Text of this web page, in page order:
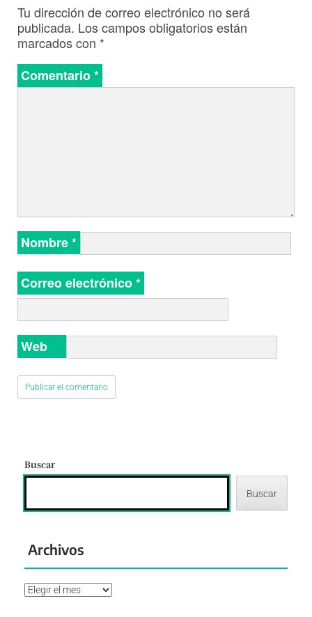
Tu dirección de correo electrónico no será
publicada. Los campos obligatorios están
marcados con *
Comentario*
Nombre*
Correo electrónico*
Web
Buscar
Buscar
Archivos
Archivos